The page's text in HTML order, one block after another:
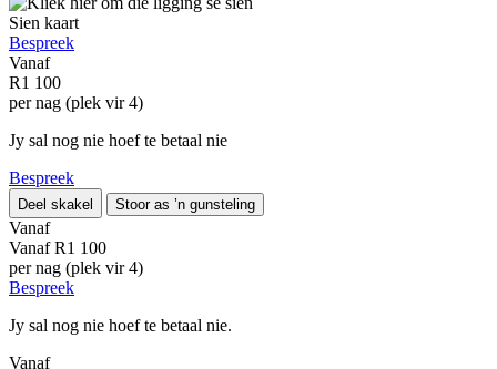
Sien kaart
Bespreek
Vanaf
R1 100
per nag (plek vir 4)
Jy sal nog nie hoef te betaal nie
Bespreek
Deel skakel Stoor as ’n gunsteling
Vanaf
Vanaf R1 100
per nag (plek vir 4)
Bespreek
Jy sal nog nie hoef te betaal nie.
Vanaf